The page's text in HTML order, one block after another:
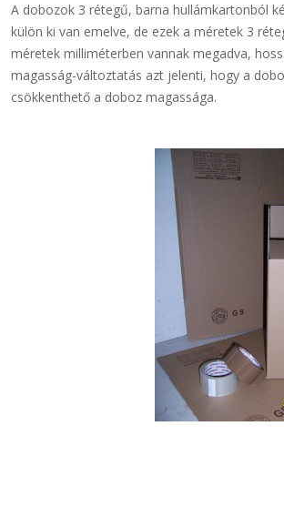
A dobozok 3 rétegű, barna hullámkartonból
külön ki van emelve, de ezek a méretek 3
méretek milliméterben vannak megadva,
magasság-változtatás azt jelenti, hogy a
csökkenthető a doboz magassága.